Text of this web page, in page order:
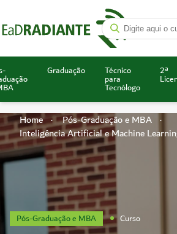
Graduação Técnico
para
Tecnólogo
2ª
Home
Pós-Graduação e MBA
Inteligência Artificial e Machine
Pós-Graduação e MBA Curso